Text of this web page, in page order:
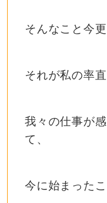
そんなこと今更
それが私の率
我々の仕事が
て、
今に始まった